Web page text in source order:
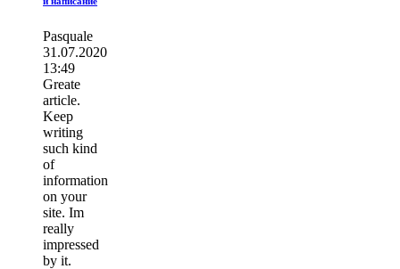
Pasquale
31.07.2020
13:49
Greate
article.
Keep
writing
such kind
of
information
on your
site. Im
really
impressed
by it.